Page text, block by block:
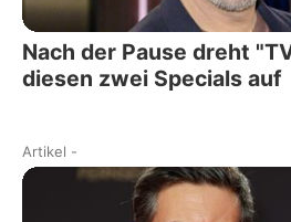
Nach der Pause dreht
diesen zwei Specials auf
Artikel -